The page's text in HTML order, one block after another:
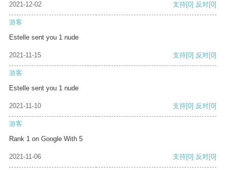
2021-12-02 支持[0] 反对[0]
游客
Estelle sent you 1 nude
2021-11-15 支持[0] 反对[0]
游客
Estelle sent you 1 nude
2021-11-10 支持[0] 反对[0]
游客
Rank 1 on Google With 5
2021-11-06 支持[0] 反对[0]